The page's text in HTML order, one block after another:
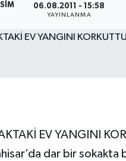
06.08.2011 - 15:58
YAYINLANMA
EV YANGINI
dar bir sokakta